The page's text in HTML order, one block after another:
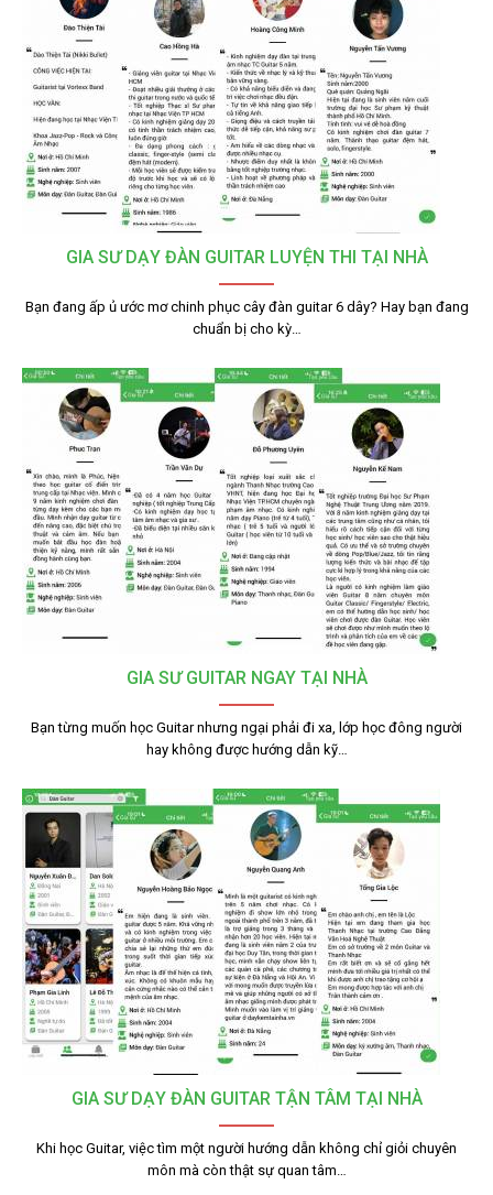
GIA SƯ DẠY ĐÀN GUITAR LUYỆN THI TẠI NHÀ
Bạn đang ấp ủ ước mơ chinh phục cây đàn guitar 6 dây? Hay bạn đang
chuẩn bị cho kỳ…
GIA SƯ GUITAR NGAY TẠI NHÀ
Bạn từng muốn học Guitar nhưng ngại phải đi xa, lớp học đông người
hay không được hướng dẫn kỹ…
GIA SƯ DẠY ĐÀN GUITAR TẬN TÂM TẠI NHÀ
Khi học Guitar, việc tìm một người hướng dẫn không chỉ giỏi chuyên
môn mà còn thật sự quan tâm…